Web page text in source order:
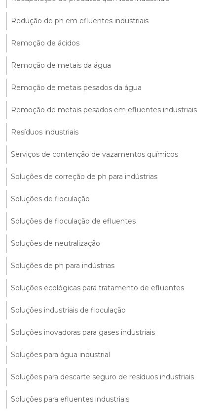
Redução de ph em efluentes industriais
Remoção de ácidos
Remoção de metais da água
Remoção de metais pesados da água
Remoção de metais pesados em efluentes industriais
Resíduos industriais
Serviços de contenção de vazamentos químicos
Soluções de correção de ph para indústrias
Soluções de floculação
Soluções de floculação de efluentes
Soluções de neutralização
Soluções de ph para indústrias
Soluções ecológicas para tratamento de efluentes
Soluções industriais de floculação
Soluções inovadoras para gases industriais
Soluções para água industrial
Soluções para descarte seguro de resíduos industriais
Soluções para efluentes industriais